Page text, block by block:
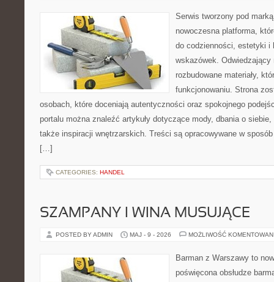
Serwis tworzony pod
nowoczesna platforma,
do codzienności, estetyki i
wskazówek.
rozbudowane materiały,
funkcjonowaniu. Strona
osobach, które doceniają autentyczności oraz spokojnego
portalu można znaleźć artykuły dotyczące mody, dbania o
także inspiracji wnętrzarskich. Treści są opracowywane w
[…]
CATEGORIES: HANDEL
SZAMPANY I WINA MUSUJĄCE
POSTED BY ADMIN MAJ - 9 - 2026 MOŻLIWOŚĆ
Barman z Warszawy to
poświęcona obsłudze